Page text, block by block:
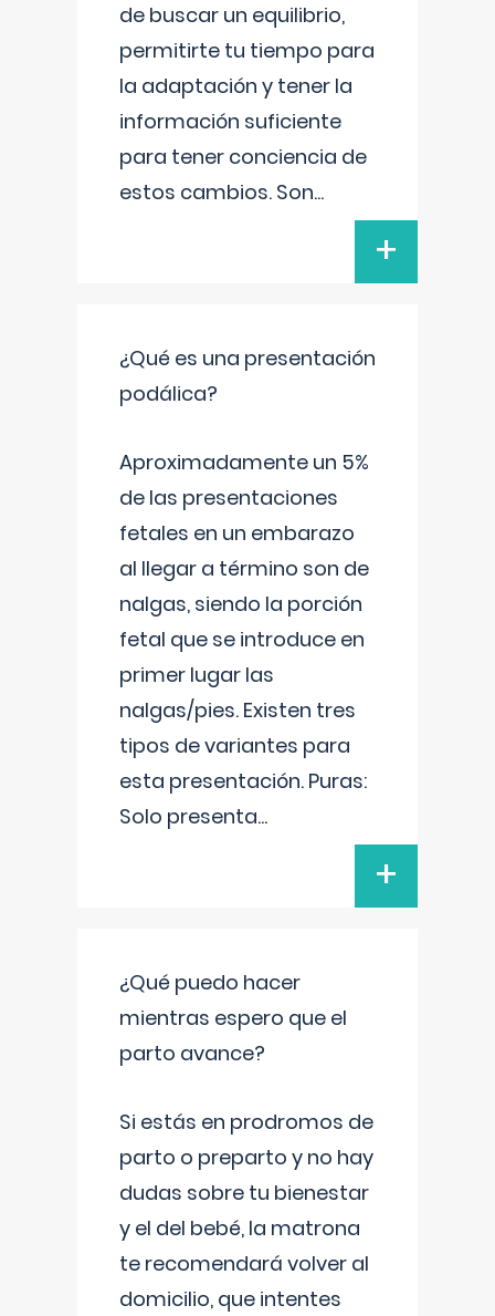
de buscar un equilibrio,
permitirte tu tiempo para
la adaptación y tener la
información suficiente
para tener conciencia de
estos cambios. Son...
+
¿Qué es una presentación
podálica?
Aproximadamente un 5%
de las presentaciones
fetales en un embarazo
al llegar a término son de
nalgas, siendo la porción
fetal que se introduce en
primer lugar las
nalgas/pies. Existen tres
tipos de variantes para
esta presentación. Puras:
Solo presenta...
+
¿Qué puedo hacer
mientras espero que el
parto avance?
Si estás en prodromos de
parto o preparto y no hay
dudas sobre tu bienestar
y el del bebé, la matrona
te recomendará volver al
domicilio, que intentes